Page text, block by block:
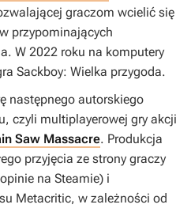
graczom wcielić się
przypominających
W 2022 roku na komputery
Sackboy: Wielka przygoda.
następnego autorskiego
czyli multiplayerowej gry akcji
Saw Massacre. Produkcja
przyjęcia ze strony graczy
na Steamie) i
Metacritic, w zależności od